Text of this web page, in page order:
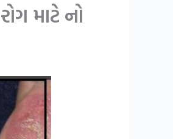
માટે નો